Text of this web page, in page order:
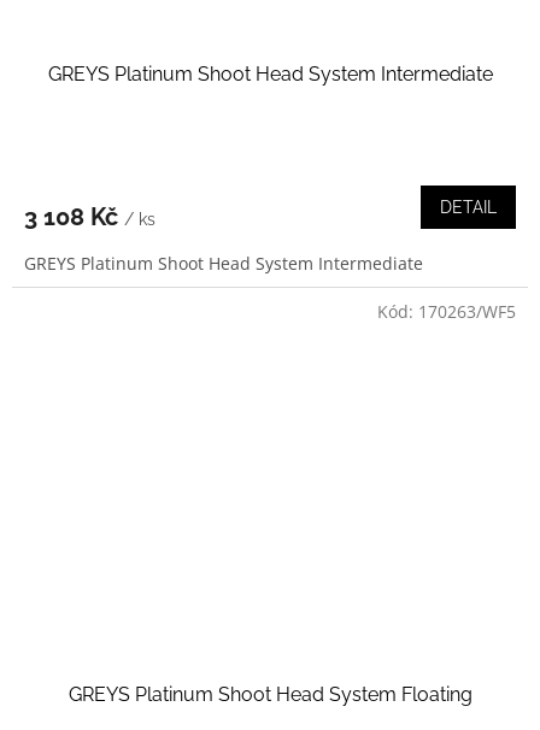
GREYS Platinum Shoot Head System Intermediate
3 108 Kč / ks
DETAIL
GREYS Platinum Shoot Head System Intermediate
GREYS Platinum Shoot Head System Floating
Kód: 170263/WF5